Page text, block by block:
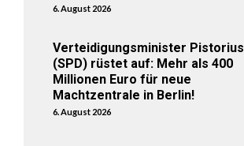
6. August 2026
Verteidigungsminister Pistorius
(SPD) rüstet auf: Mehr als 400
Millionen Euro für neue
Machtzentrale in Berlin!
6. August 2026